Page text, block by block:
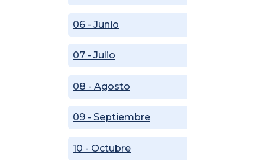
06 - Junio
07 - Julio
08 - Agosto
09 - Septiembre
10 - Octubre